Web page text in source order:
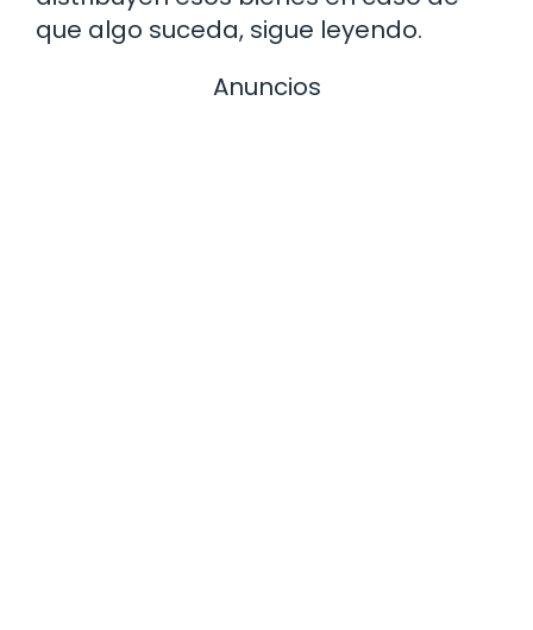
que algo suceda, sigue leyendo.
Anuncios